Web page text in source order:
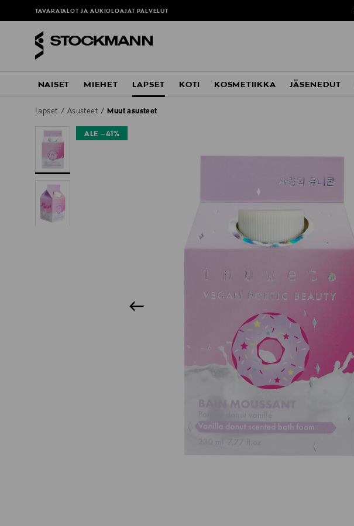
TAVARATALOT JA AUKIOLOAJAT PALVELUT
NAISET MIEHET LAPSET KOTI KOSMETIIKKA JÄSENEDUT
Lapset Asusteet Muut asusteet
ALE –41%